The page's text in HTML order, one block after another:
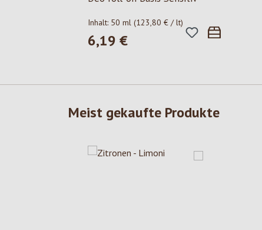
Inhalt: 50 ml (123,80 € / lt)
Regulärer Preis:
6,19 €
Meist gekaufte Produkte